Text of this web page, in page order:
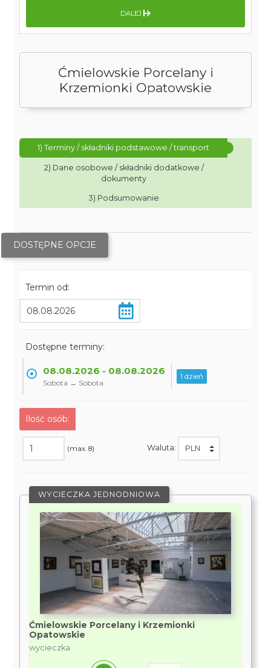
Ćmielowskie Porcelany i
Krzemionki Opatowskie
1) Terminy / składniki podstawowe / transport
2) Dane osobowe / składniki dodatkowe /
dokumenty
3) Podsumowanie
DOSTĘPNE OPCJE
Termin od:
Dostępne terminy:
08.08.2026 - 08.08.2026
Sobota → Sobota
1 dzień
Ilość osób:
(max. 8) Waluta:
WYCIECZKA JEDNODNIOWA
Ćmielowskie Porcelany i Krzemionki
Opatowskie
wycieczka
DALEJ